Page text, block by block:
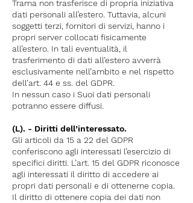
Trama non trasferisce di propria iniziativa
dati personali all’estero. Tuttavia, alcuni
soggetti terzi, fornitori di servizi, hanno i
propri server collocati fisicamente
all’estero. In tali eventualità, il
trasferimento di dati all’estero avverrà
esclusivamente nell’ambito e nel rispetto
dell’art. 44 e ss. del GDPR.
In nessun caso i Suoi dati personali
potranno essere diffusi.
(L). - Diritti dell’interessato.
Gli articoli da 15 a 22 del GDPR
conferiscono agli interessati l’esercizio di
specifici diritti. L’art. 15 del GDPR riconosce
agli interessati il diritto di accedere ai
propri dati personali e di ottenerne copia.
Il diritto di ottenere copia dei dati non